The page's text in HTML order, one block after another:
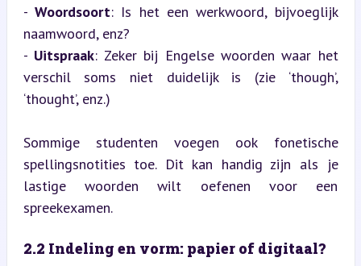
- Woordsoort: Is het een werkwoord, bijvoeglijk
naamwoord, enz?
- Uitspraak: Zeker bij Engelse woorden waar het
verschil soms niet duidelijk is (zie ‘though’,
‘thought’, enz.)
Sommige studenten voegen ook fonetische
spellingsnotities toe. Dit kan handig zijn als je
lastige woorden wilt oefenen voor een
spreekexamen.
2.2 Indeling en vorm: papier of digitaal?